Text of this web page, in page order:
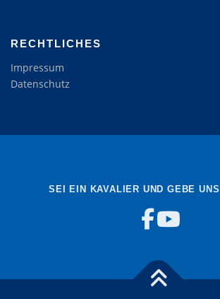
RECHTLICHES
Impressum
Datenschutz
SEI EIN KAVALIER UND GEBE